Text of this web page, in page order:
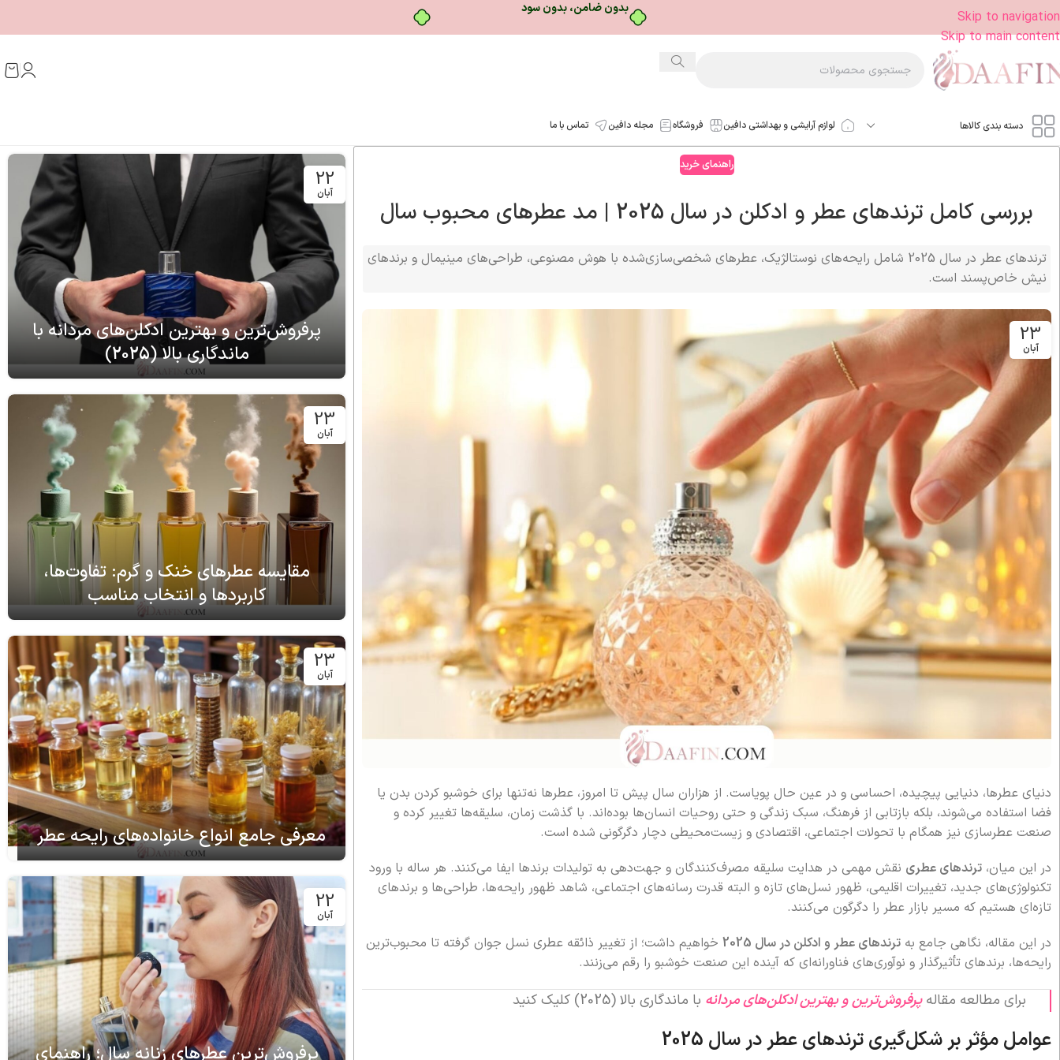
خرید قسطی با ترب‌پی
Skip to navigation
Skip to main content
دسته بندی کالاها لوازم آرایشی و بهداشتی دافین فروشگاه مجله دافین تماس با ما
راهنمای خرید
بررسی کامل ترندهای عطر و ادکلن در سال 2025 | مد عطرهای محبوب سال
ترندهای عطر در سال 2025 شامل رایحه‌های نوستالژیک، عطرهای شخصی‌سازی‌شده با هوش مصنوعی، طراحی‌های مینیمال و برندهای
نیش خاص‌پسند است.
23
آبان
دنیای عطرها، دنیایی پیچیده، احساسی و در عین حال پویاست. از هزاران سال پیش تا امروز، عطرها نه‌تنها برای خوشبو کردن بدن یا
فضا استفاده می‌شوند، بلکه بازتابی از فرهنگ، سبک زندگی و حتی روحیات انسان‌ها بوده‌اند. با گذشت زمان، سلیقه‌ها تغییر کرده و
صنعت عطرسازی نیز همگام با تحولات اجتماعی، اقتصادی و زیست‌محیطی دچار دگرگونی شده است.
در این میان، ترندهای عطری نقش مهمی در هدایت سلیقه مصرف‌کنندگان و جهت‌دهی به تولیدات برندها ایفا می‌کنند. هر ساله با ورود
تکنولوژی‌های جدید، تغییرات اقلیمی، ظهور نسل‌های تازه و البته قدرت رسانه‌های اجتماعی، شاهد ظهور رایحه‌ها، طراحی‌ها و برندهای
تازه‌ای هستیم که مسیر بازار عطر را دگرگون می‌کنند.
در این مقاله، نگاهی جامع به ترندهای عطر و ادکلن در سال 2025
خواهیم داشت؛ از تغییر ذائقه عطری نسل جوان گرفته تا محبوب‌ترین
رایحه‌ها، برندهای تأثیرگذار و نوآوری‌های فناورانه‌ای که آینده این صنعت خوشبو را رقم می‌زنند.
برای مطالعه مقالهپرفروش‌ترین و بهترین ادکلن‌های مردانه با ماندگاری بالا (2025) کلیک کنید
عوامل مؤثر بر شکل‌گیری ترندهای عطر در سال 2025
22
آبان
پرفروش‌ترین و بهترین ادکلن‌های مردانه با
ماندگاری بالا (2025)
23
آبان
مقایسه عطرهای خنک و گرم: تفاوت‌ها،
کاربردها و انتخاب مناسب
23
آبان
معرفی جامع انواع خانواده‌های رایحه عطر
22
آبان
پرفروش‌ترین عطرهای زنانه سال؛ راهنمای